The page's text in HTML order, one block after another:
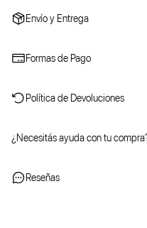
Envío y Entrega
Formas de Pago
Política de Devoluciones
¿Necesitás ayuda con tu
Reseñas